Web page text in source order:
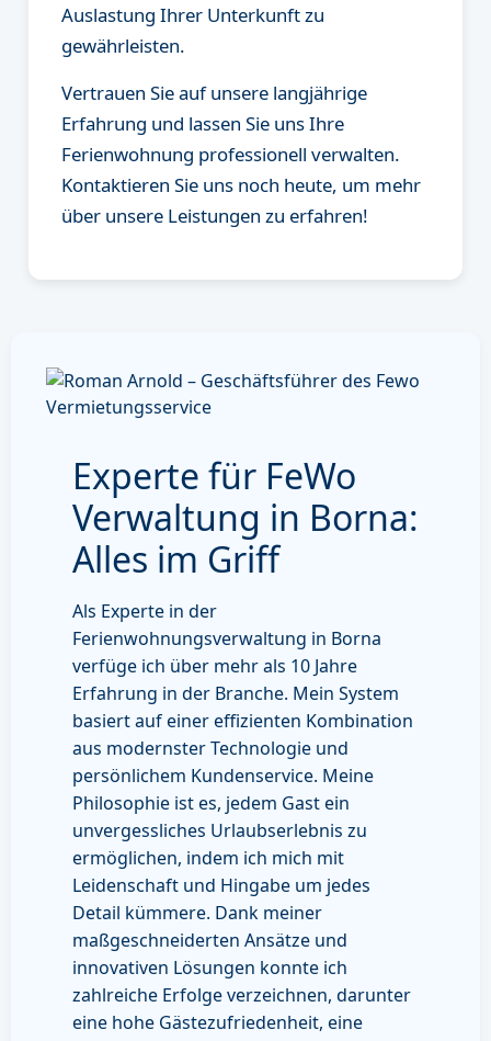
Auslastung Ihrer Unterkunft zu
gewährleisten.
Vertrauen Sie auf unsere langjährige
Erfahrung und lassen Sie uns Ihre
Ferienwohnung professionell verwalten.
Kontaktieren Sie uns noch heute, um mehr
über unsere Leistungen zu erfahren!
Experte für FeWo
Verwaltung in Borna:
Alles im Griff
Als Experte in der
Ferienwohnungsverwaltung in Borna
verfüge ich über mehr als 10 Jahre
Erfahrung in der Branche. Mein System
basiert auf einer effizienten Kombination
aus modernster Technologie und
persönlichem Kundenservice. Meine
Philosophie ist es, jedem Gast ein
unvergessliches Urlaubserlebnis zu
ermöglichen, indem ich mich mit
Leidenschaft und Hingabe um jedes
Detail kümmere. Dank meiner
maßgeschneiderten Ansätze und
innovativen Lösungen konnte ich
zahlreiche Erfolge verzeichnen, darunter
eine hohe Gästezufriedenheit, eine